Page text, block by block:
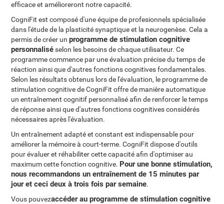
efficace et amélioreront notre capacité.
CogniFit est composé d'une équipe de profesionnels spécialisée
dans l'étude de la plasticité synaptique et la neurogenèse. Cela a
permis de créer unprogramme de stimulation cognitive
personnaliséselon les besoins de chaque utilisateur. Ce
programme commence par une évaluation précise du temps de
réaction ainsi que d'autres fonctions cognitives fondamentales.
Selon les résultats obtenus lors de l'évaluation, le programme de
stimulation cognitive de CogniFit offre de manière automatique
un entraînement cognitif personnalisé afin de renforcer le temps
de réponse ainsi que d'autres fonctions cognitives considérés
nécessaires après l'évaluation.
Un entraînement adapté et constant est indispensable pour
améliorer la mémoire à court-terme. CogniFit dispose d'outils
pour évaluer et réhabiliter cette capacité afin d'optimiser au
maximum cette fonction cognitive. Pour une bonne stimulation,
nous recommandons un entraînement de 15 minutes par
jour et ceci deux à trois fois par semaine.
Vous pouvezaccéder au programme de stimulation cognitive